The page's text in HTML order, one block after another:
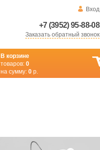
Вход
+7 (3952) 95-88-08
Заказать обратный звонок
В корзине
товаров: 0
на сумму: 0 р.